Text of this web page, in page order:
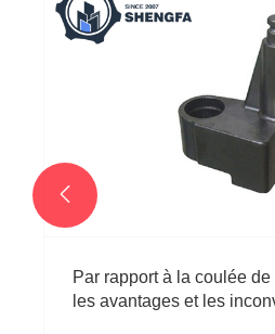
De l'atelier au monde :
